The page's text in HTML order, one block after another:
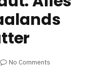
No Comments